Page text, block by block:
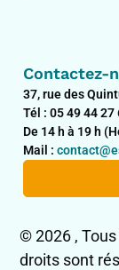
Contactez-
37, rue des
Tél : 05 49 44 27
De 14 h à 19 h
Mail :
© 2026 ,
droits sont